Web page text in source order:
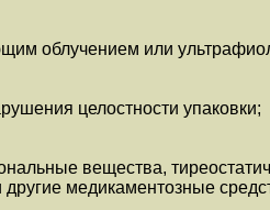
облучением или
целостности упаковки;
вещества,
медикаментозные